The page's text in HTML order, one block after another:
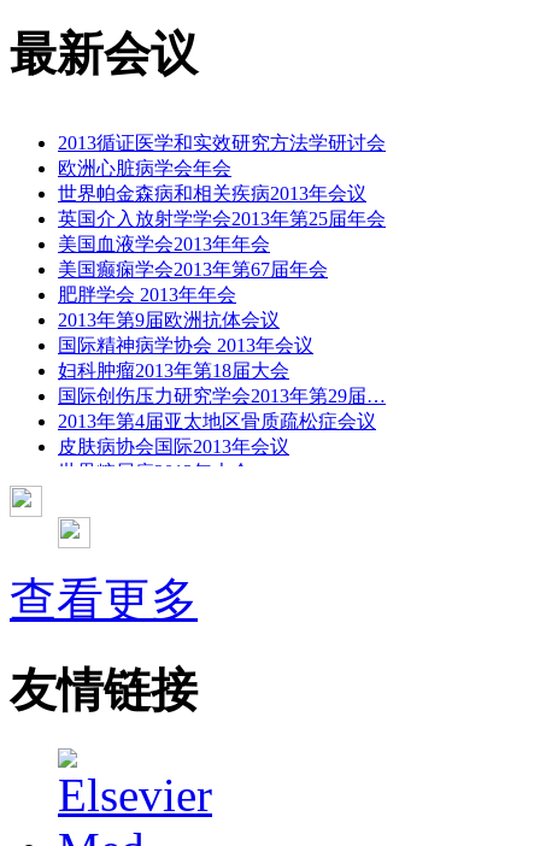
最新会议
2013循证医学和实效研究方法学研讨会
欧洲心脏病学会年会
世界帕金森病和相关疾病2013年会议
英国介入放射学学会2013年第25届年会
美国血液学会2013年年会
美国癫痫学会2013年第67届年会
肥胖学会 2013年年会
2013年第9届欧洲抗体会议
国际精神病学协会 2013年会议
妇科肿瘤2013年第18届大会
国际创伤压力研究学会2013年第29届…
2013年第4届亚太地区骨质疏松症会议
皮肤病协会国际2013年会议
世界糖尿病2013年大会
彭晓霞---诊断试验的Meta分析
武姗姗---累积Meta分析和TSA分析
孙凤---Network Meta分析
杨智荣---Cochrane综述实战经验分享
杨祖耀---疾病频率资料的Meta分析
查看更多
友情链接